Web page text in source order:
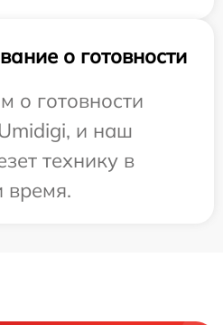
о готовности
готовности
и наш
технику в
время.